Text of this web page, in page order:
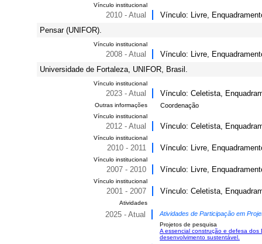
Vínculo institucional
2010 - Atual
Vínculo: Livre,
Pensar (UNIFOR).
Vínculo institucional
2008 - Atual
Vínculo: Livre,
Universidade de Fortaleza, UNIFOR, Brasil.
Vínculo institucional
2023 - Atual Vínculo: Celetista,
Outras informações Coordenação
Vínculo institucional
2012 - Atual Vínculo: Celetista,
Vínculo institucional
2010 - 2011 Vínculo: Livre,
Vínculo institucional
2007 - 2010 Vínculo: Livre,
Vínculo institucional
2001 - 2007 Vínculo: Celetista,
Atividades
2025 - Atual Atividades de Participação em
Projetos de pesquisa
A essencial construção e defesa
desenvolvimento sustentável.